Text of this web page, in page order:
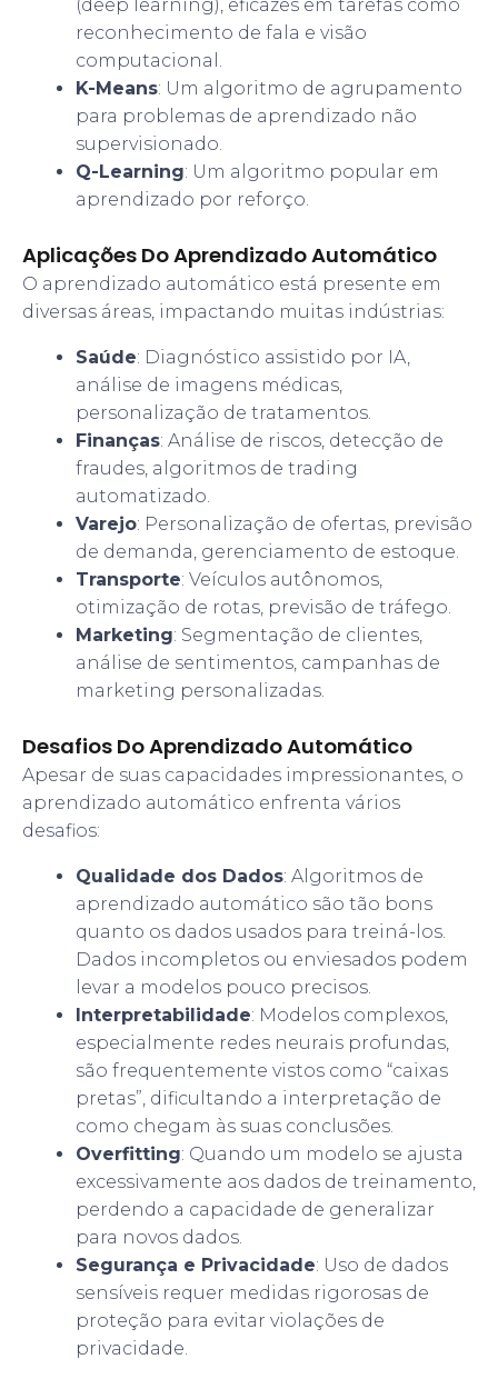
(deep learning), eficazes em tarefas como
reconhecimento de fala e visão
computacional.
K-Means: Um algoritmo de agrupamento
para problemas de aprendizado não
supervisionado.
Q-Learning: Um algoritmo popular em
aprendizado por reforço.
Aplicações Do Aprendizado Automático
O aprendizado automático está presente em
diversas áreas, impactando muitas indústrias:
Saúde: Diagnóstico assistido por IA,
análise de imagens médicas,
personalização de tratamentos.
Finanças: Análise de riscos, detecção de
fraudes, algoritmos de trading
automatizado.
Varejo: Personalização de ofertas, previsão
de demanda, gerenciamento de estoque.
Transporte: Veículos autônomos,
otimização de rotas, previsão de tráfego.
Marketing: Segmentação de clientes,
análise de sentimentos, campanhas de
marketing personalizadas.
Desafios Do Aprendizado Automático
Apesar de suas capacidades impressionantes, o
aprendizado automático enfrenta vários
desafios:
Qualidade dos Dados: Algoritmos de
aprendizado automático são tão bons
quanto os dados usados para treiná-los.
Dados incompletos ou enviesados podem
levar a modelos pouco precisos.
Interpretabilidade: Modelos complexos,
especialmente redes neurais profundas,
são frequentemente vistos como “caixas
pretas”, dificultando a interpretação de
como chegam às suas conclusões.
Overfitting: Quando um modelo se ajusta
excessivamente aos dados de treinamento,
perdendo a capacidade de generalizar
para novos dados.
Segurança e Privacidade: Uso de dados
sensíveis requer medidas rigorosas de
proteção para evitar violações de
privacidade.